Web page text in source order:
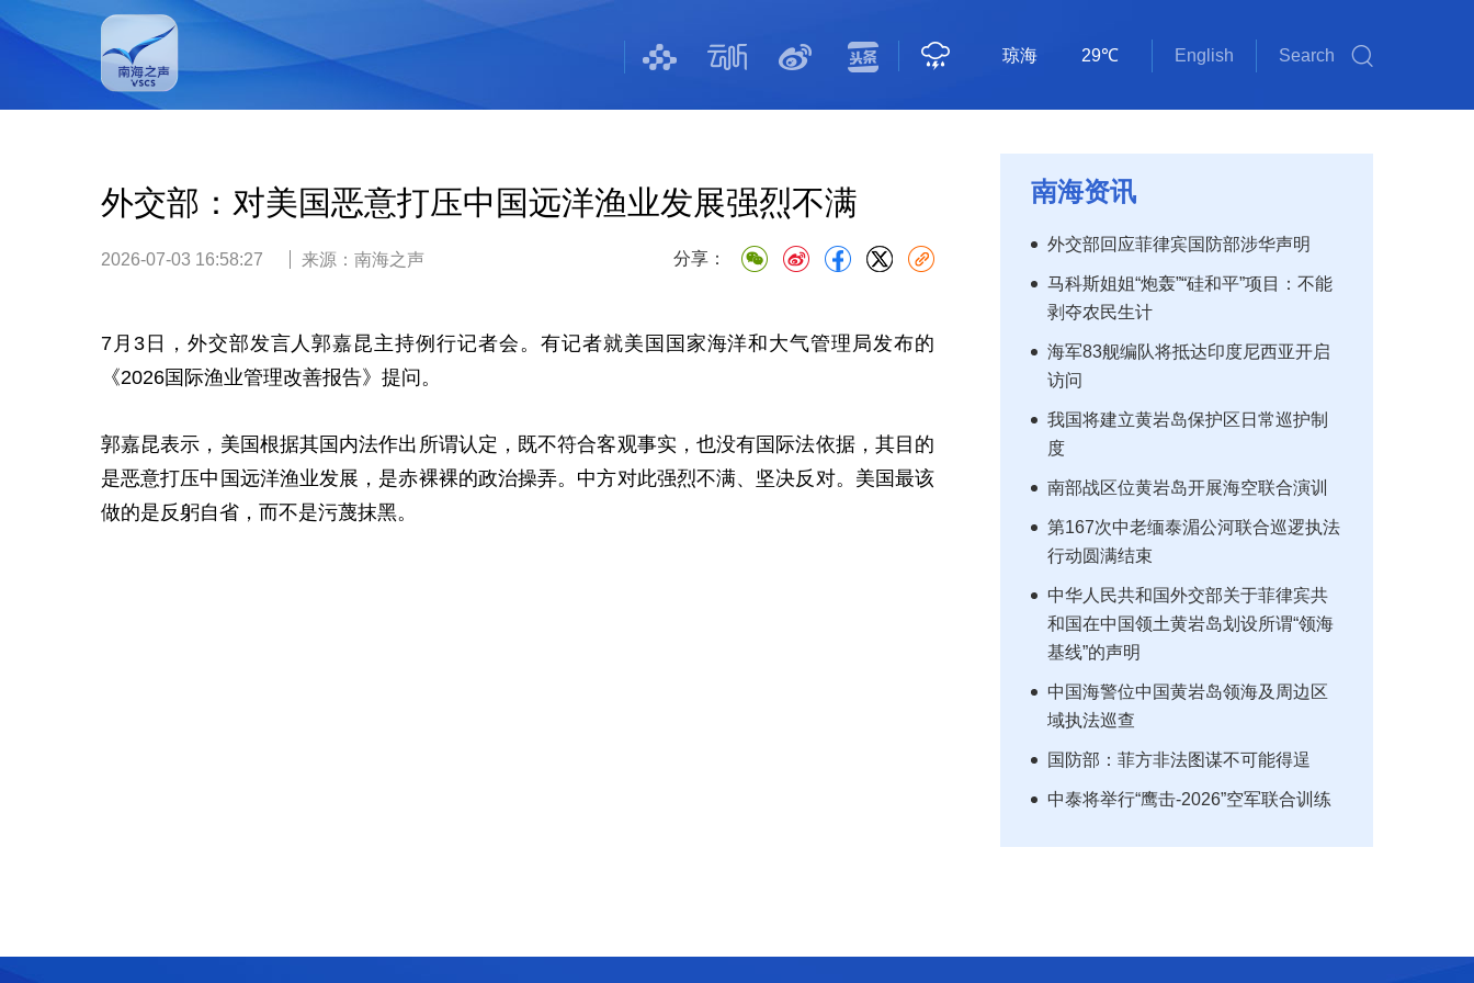
Search
English
河内 31℃
三沙 32℃
三亚 28℃
琼海 29℃
海口 30℃
斯里巴加湾 34℃
金边 34℃
雅加达 33℃
万象 30℃
吉隆坡 35℃
马尼拉 30℃
新加坡 33℃
曼谷 33℃
内比都 30℃
河内 31℃
三沙 32℃
外交部：对美国恶意打压中国远洋渔业发展强烈不满
分享：
2026-07-03 16:58:27 来源： 南海之声
7月3日，外交部发言人郭嘉昆主持例行记者会。有记者就美国国家海洋和大气管理局发布的
《2026国际渔业管理改善报告》提问。
郭嘉昆表示，美国根据其国内法作出所谓认定，既不符合客观事实，也没有国际法依据，其目的
是恶意打压中国远洋渔业发展，是赤裸裸的政治操弄。中方对此强烈不满、坚决反对。美国最该
做的是反躬自省，而不是污蔑抹黑。
南海资讯
外交部回应菲律宾国防部涉华声明
马科斯姐姐“炮轰”“硅和平”项目：不能
剥夺农民生计
海军83舰编队将抵达印度尼西亚开启
访问
我国将建立黄岩岛保护区日常巡护制
度
南部战区位黄岩岛开展海空联合演训
第167次中老缅泰湄公河联合巡逻执法
行动圆满结束
中华人民共和国外交部关于菲律宾共
和国在中国领土黄岩岛划设所谓“领海
基线”的声明
中国海警位中国黄岩岛领海及周边区
域执法巡查
国防部：菲方非法图谋不可能得逞
中泰将举行“鹰击-2026”空军联合训练